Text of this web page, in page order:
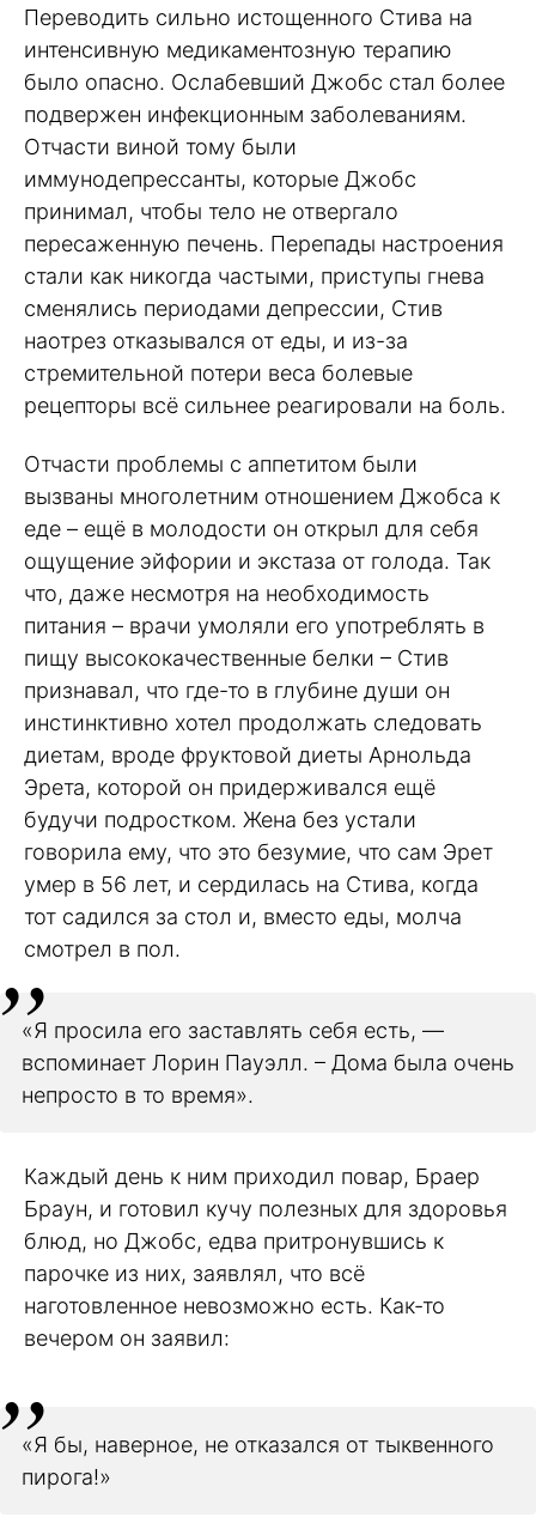
Переводить сильно истощенного Стива на
интенсивную медикаментозную терапию
было опасно. Ослабевший Джобс стал более
подвержен инфекционным заболеваниям.
Отчасти виной тому были
иммунодепрессанты, которые Джобс
принимал, чтобы тело не отвергало
пересаженную печень. Перепады настроения
стали как никогда частыми, приступы гнева
сменялись периодами депрессии, Стив
наотрез отказывался от еды, и из-за
стремительной потери веса болевые
рецепторы всё сильнее реагировали на боль.
Отчасти проблемы с аппетитом были
вызваны многолетним отношением Джобса к
еде – ещё в молодости он открыл для себя
ощущение эйфории и экстаза от голода. Так
что, даже несмотря на необходимость
питания – врачи умоляли его употреблять в
пищу высококачественные белки – Стив
признавал, что где-то в глубине души он
инстинктивно хотел продолжать следовать
диетам, вроде фруктовой диеты Арнольда
Эрета, которой он придерживался ещё
будучи подростком. Жена без устали
говорила ему, что это безумие, что сам Эрет
умер в 56 лет, и сердилась на Стива, когда
тот садился за стол и, вместо еды, молча
смотрел в пол.
«Я просила его заставлять себя есть, —
вспоминает Лорин Пауэлл. – Дома была очень
непросто в то время».
Каждый день к ним приходил повар, Браер
Браун, и готовил кучу полезных для здоровья
блюд, но Джобс, едва притронувшись к
парочке из них, заявлял, что всё
наготовленное невозможно есть. Как-то
вечером он заявил:
«Я бы, наверное, не отказался от тыквенного
пирога!»